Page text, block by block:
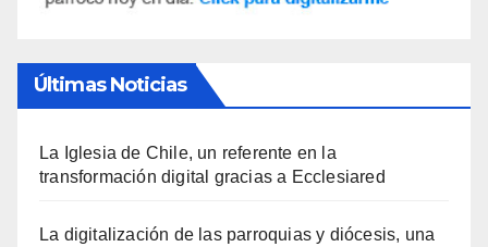
Últimas Noticias
La Iglesia de Chile, un referente en la
transformación digital gracias a Ecclesiared
La digitalización de las parroquias y diócesis, una